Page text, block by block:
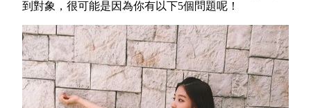
到對象，很可能是因為你有以下5個問題呢！